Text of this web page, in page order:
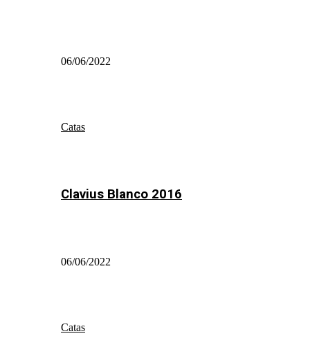
06/06/2022
Catas
Clavius Blanco 2016
06/06/2022
Catas